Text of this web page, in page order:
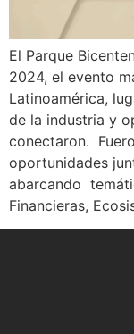
El Parque
2024, el evento
Latinoamérica,
de la industria y
conectaron.
oportunidades
abarcando
Financieras,